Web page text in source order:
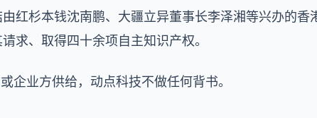
红杉本钱沈南鹏、大疆立异董事长李泽湘等兴办的
求、取得四十余项自主知识产权。
企业方供给，动点科技不做任何背书。